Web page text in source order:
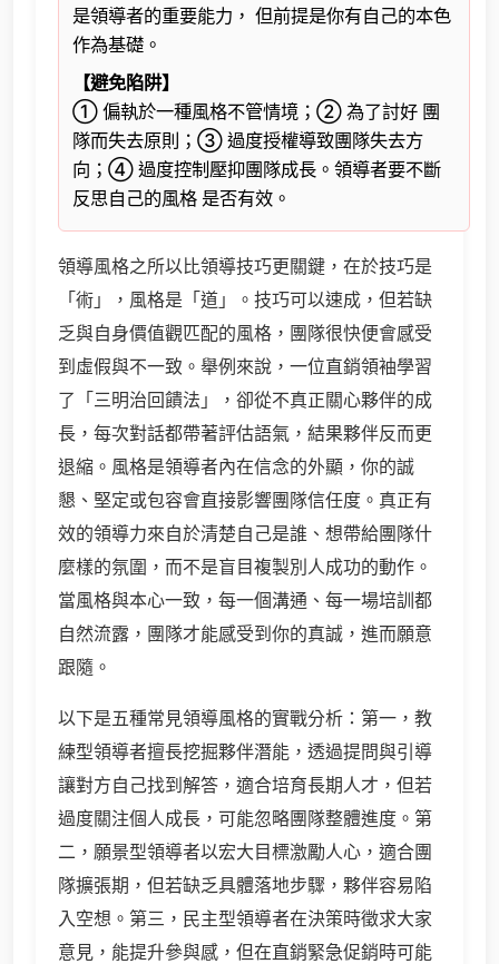
是領導者的重要能力， 但前提是你有自己的本色
作為基礎。
【避免陷阱】
① 偏執於一種風格不管情境；② 為了討好 團
隊而失去原則；③ 過度授權導致團隊失去方
向；④ 過度控制壓抑團隊成長。領導者要不斷
反思自己的風格 是否有效。
領導風格之所以比領導技巧更關鍵，在於技巧是
「術」，風格是「道」。技巧可以速成，但若缺
乏與自身價值觀匹配的風格，團隊很快便會感受
到虛假與不一致。舉例來說，一位直銷領袖學習
了「三明治回饋法」，卻從不真正關心夥伴的成
長，每次對話都帶著評估語氣，結果夥伴反而更
退縮。風格是領導者內在信念的外顯，你的誠
懇、堅定或包容會直接影響團隊信任度。真正有
效的領導力來自於清楚自己是誰、想帶給團隊什
麼樣的氛圍，而不是盲目複製別人成功的動作。
當風格與本心一致，每一個溝通、每一場培訓都
自然流露，團隊才能感受到你的真誠，進而願意
跟隨。
以下是五種常見領導風格的實戰分析：第一，教
練型領導者擅長挖掘夥伴潛能，透過提問與引導
讓對方自己找到解答，適合培育長期人才，但若
過度關注個人成長，可能忽略團隊整體進度。第
二，願景型領導者以宏大目標激勵人心，適合團
隊擴張期，但若缺乏具體落地步驟，夥伴容易陷
入空想。第三，民主型領導者在決策時徵求大家
意見，能提升參與感，但在直銷緊急促銷時可能